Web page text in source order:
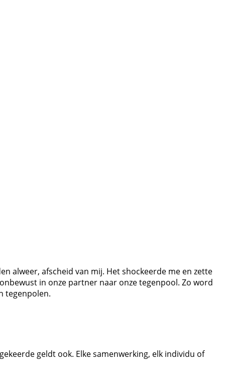
alweer, afscheid van mij. Het shockeerde me en zette
in onze partner naar onze tegenpool. Zo word
tegenpolen.
geldt ook. Elke samenwerking, elk individu of